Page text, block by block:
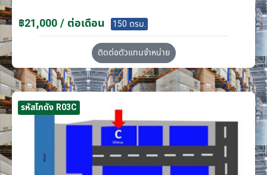
฿21,000 / ต่อเดือน 150 ตรม.
ติดต่อตัวแทนจำหน่าย
รหัสโกดัง R03C